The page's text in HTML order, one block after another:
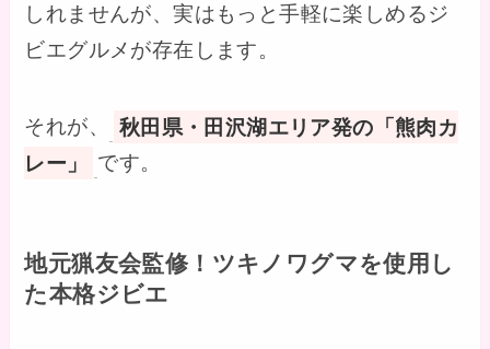
しれませんが、実はもっと手軽に楽しめるジ
ビエグルメが存在します。
それが、
秋田県・田沢湖エリア発の「熊肉カ
レー」
です。
地元猟友会監修！ツキノワグマを使用し
た本格ジビエ